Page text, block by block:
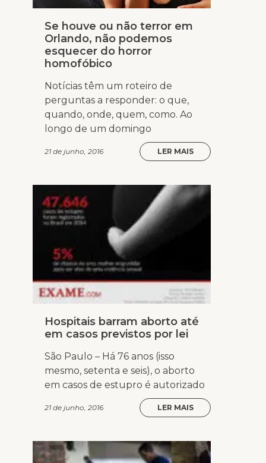
Se houve ou não terror em
Orlando, não podemos
esquecer do horror
homofóbico
Notícias têm um roteiro de
perguntas a responder: o que,
quando, onde, quem, como. Ao
longo de um domingo
21 de junho, 2016 LER MAIS
Hospitais barram aborto até
em casos previstos por lei
São Paulo – Há 76 anos (isso
mesmo, setenta e seis), o aborto
em casos de estupro é autorizado
21 de junho, 2016 LER MAIS